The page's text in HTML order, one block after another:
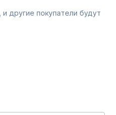
другие покупатели будут